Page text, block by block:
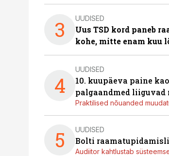
3 UUDISED
Uus TSD kord paneb
kohe, mitte enam kuu
4
UUDISED
10. kuupäeva paine
palgaandmed
Praktilised nõuanded
5 UUDISED
Bolti
Audiitor kahtlustab